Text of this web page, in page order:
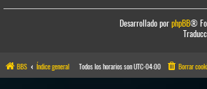
Desarrollado porphpBB®
BBS Índice general Todos los horarios sonUTC-04:00 Borrar